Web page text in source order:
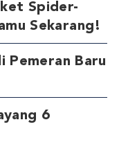
Spider-
Sekarang!
Pemeran Baru
6